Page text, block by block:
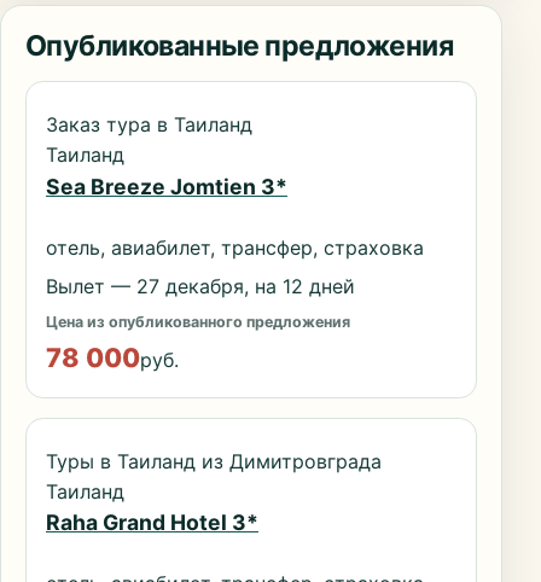
Опубликованные предложения
Заказ тура в Таиланд
Таиланд
Sea Breeze Jomtien 3*
отель, авиабилет, трансфер, страховка
Вылет — 27 декабря, на 12 дней
Цена из опубликованного предложения
78 000руб.
Туры в Таиланд из Димитровграда
Таиланд
Raha Grand Hotel 3*